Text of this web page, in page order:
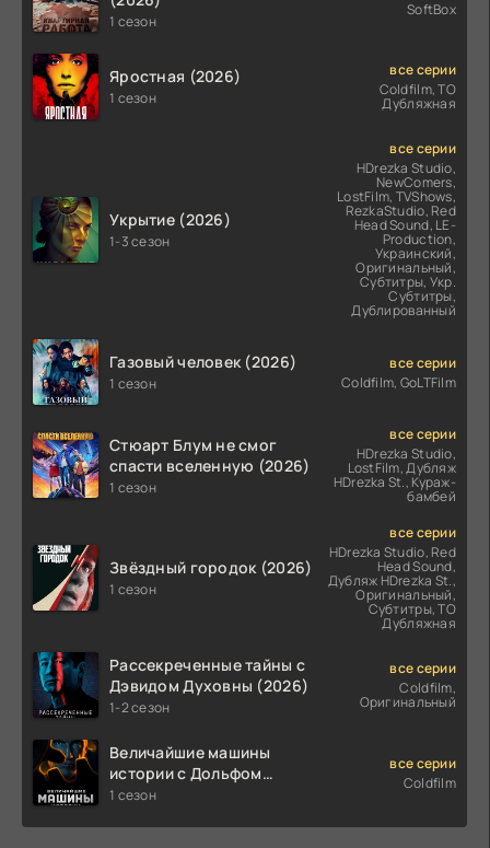
1 сезон
SoftBox
Яростная (2026)
1 сезон
все серии
Coldfilm, ТО
Дубляжная
Укрытие (2026)
1-3 сезон
все серии
HDrezka Studio,
NewComers,
LostFilm, TVShows,
RezkaStudio, Red
Head Sound, LE-
Production,
Украинский,
Оригинальный,
Субтитры, Укр.
Субтитры,
Дублированный
Газовый человек (2026)
1 сезон
все серии
Coldfilm, GoLTFilm
Стюарт Блум не смог
спасти вселенную (2026)
1 сезон
все серии
HDrezka Studio,
LostFilm, Дубляж
HDrezka St., Кураж-
бамбей
Звёздный городок (2026)
1 сезон
все серии
HDrezka Studio, Red
Head Sound,
Дубляж HDrezka St.,
Оригинальный,
Субтитры, ТО
Дубляжная
Рассекреченные тайны с
Дэвидом Духовны (2026)
1-2 сезон
все серии
Coldfilm,
Оригинальный
Величайшие машины
истории с Дольфом
Лундгреном (2026)
1 сезон
все серии
Coldfilm